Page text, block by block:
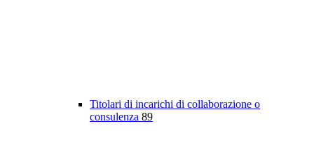
Titolari di incarichi di collaborazione o
consulenza 89